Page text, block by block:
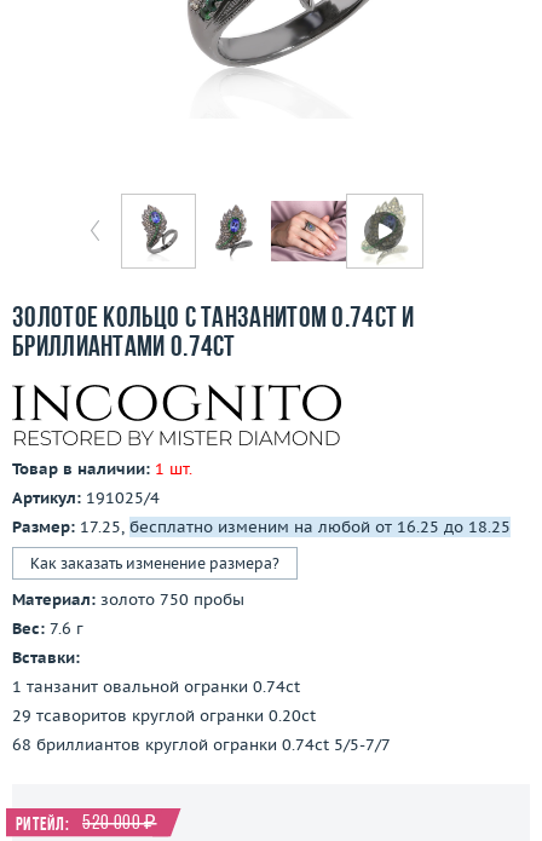
Бесплатная доставка
Контакты
Заказать звонок
Золотое кольцо с танзанитом 0.74ct и
бриллиантами 0.74ct
Товар в наличии: 1 шт.
Артикул: 191025/4
Размер: 17.25, бесплатно изменим на любой от 16.25 до 18.25
Как заказать изменение размера?
Материал: золото 750 пробы
Вес: 7.6 г
Вставки:
1 танзанит овальной огранки 0.74ct
29 тсаворитов круглой огранки 0.20ct
68 бриллиантов круглой огранки 0.74ct 5/5-7/7
Ритейл: 520 000 ₽